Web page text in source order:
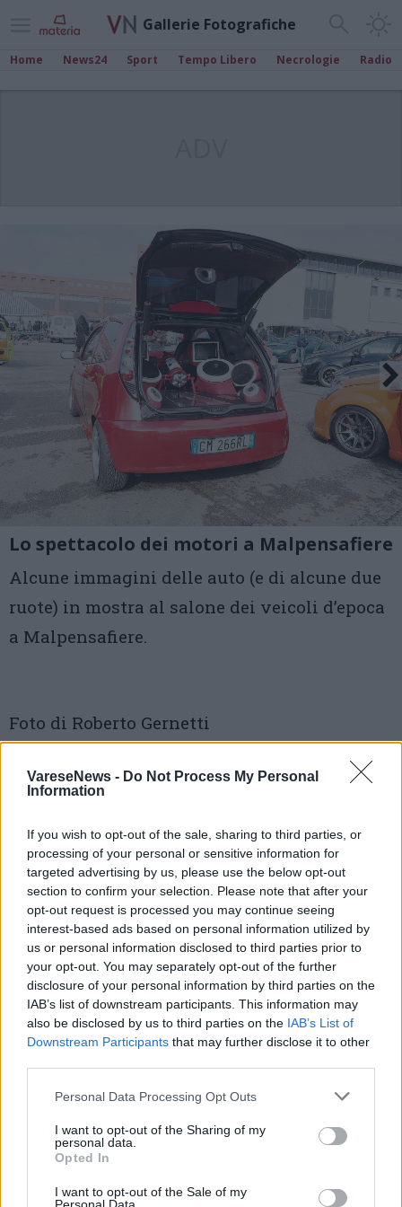
VareseNews - Do Not Process My Personal
Information
If you wish to opt-out of the sale, sharing to third parties, or
processing of your personal or sensitive information for
targeted advertising by us, please use the below opt-out
section to confirm your selection. Please note that after your
opt-out request is processed you may continue seeing
interest-based ads based on personal information utilized by
us or personal information disclosed to third parties prior to
your opt-out. You may separately opt-out of the further
disclosure of your personal information by third parties on the
IAB’s list of downstream participants. This information may
also be disclosed by us to third parties on the IAB’s List of
Downstream Participants that may further disclose it to other
Personal Data Processing Opt Outs
I want to opt-out of the Sharing of my
personal data.
Opted In
I want to opt-out of the Sale of my
Gallerie Fotografiche
Home News24 Sport Tempo Libero Necrologie Radio
Lo spettacolo dei motori a Malpensafiere
Alcune immagini delle auto (e di alcune due
ruote) in mostra al salone dei veicoli d’epoca
a Malpensafiere.
Foto di Roberto Gernetti
1 di 20
Busto Arsizio
ADV